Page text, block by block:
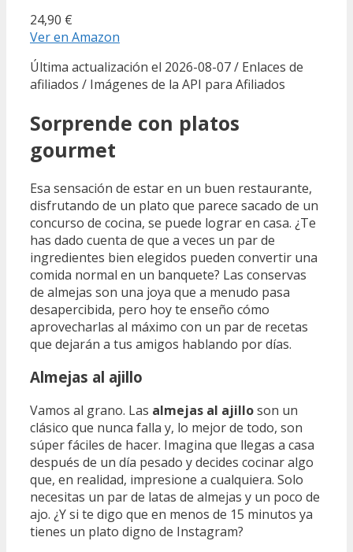
24,90 €
Ver en Amazon
Última actualización el 2026-08-07 / Enlaces de
afiliados / Imágenes de la API para Afiliados
Sorprende con platos
gourmet
Esa sensación de estar en un buen restaurante,
disfrutando de un plato que parece sacado de un
concurso de cocina, se puede lograr en casa. ¿Te
has dado cuenta de que a veces un par de
ingredientes bien elegidos pueden convertir una
comida normal en un banquete? Las conservas
de almejas son una joya que a menudo pasa
desapercibida, pero hoy te enseño cómo
aprovecharlas al máximo con un par de recetas
que dejarán a tus amigos hablando por días.
Almejas al ajillo
Vamos al grano. Las almejas al ajilloson un
clásico que nunca falla y, lo mejor de todo, son
súper fáciles de hacer. Imagina que llegas a casa
después de un día pesado y decides cocinar algo
que, en realidad, impresione a cualquiera. Solo
necesitas un par de latas de almejas y un poco de
ajo. ¿Y si te digo que en menos de 15 minutos ya
tienes un plato digno de Instagram?